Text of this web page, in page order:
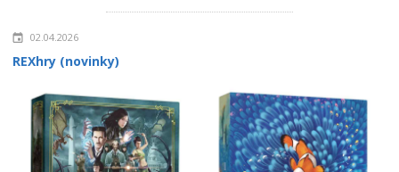
02.04.2026
REXhry (novinky)